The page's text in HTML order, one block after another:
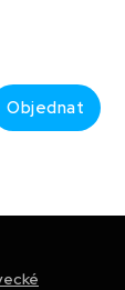
Objednat